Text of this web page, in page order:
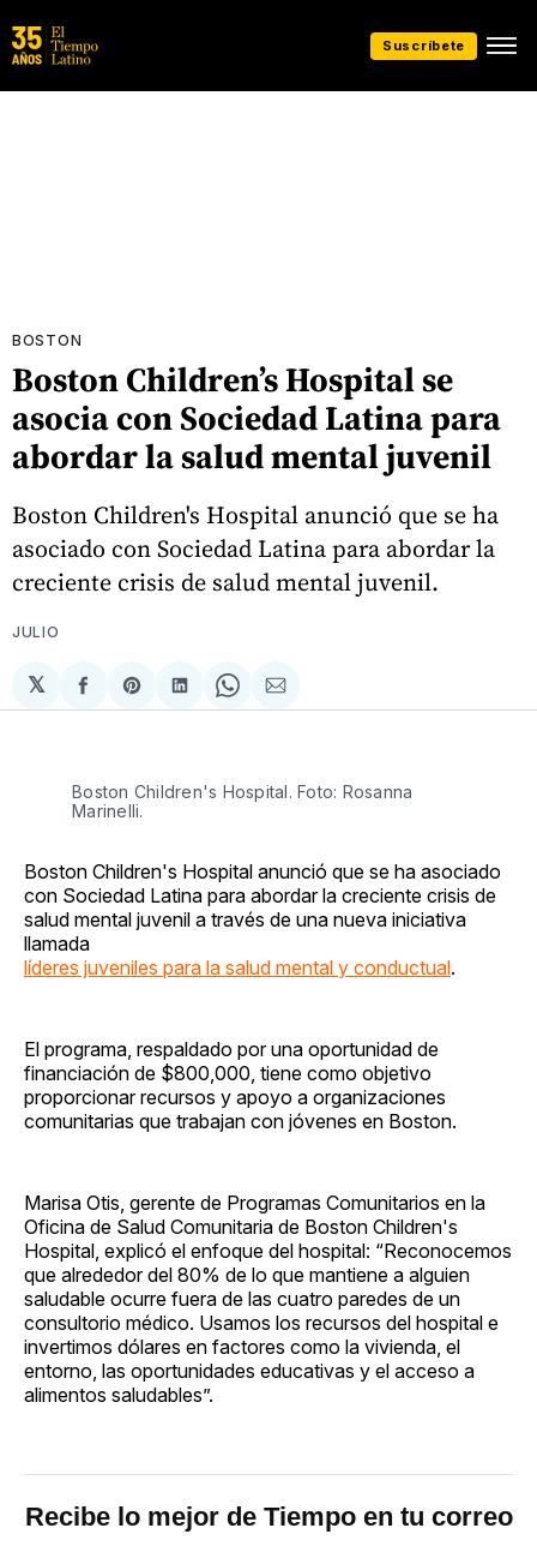
Suscríbete
BOSTON
Boston Children’s Hospital se
asocia con Sociedad Latina para
abordar la salud mental juvenil
Boston Children's Hospital anunció que se ha
asociado con Sociedad Latina para abordar la
creciente crisis de salud mental juvenil.
JULIO
𝕏
Compartir
en
Share
on
Compartir
en
Share
on
Compartir
via
Boston Children's Hospital. Foto: Rosanna
Marinelli.
Boston Children's Hospital anunció que se ha asociado
con Sociedad Latina para abordar la creciente crisis de
salud mental juvenil a través de una nueva iniciativa
llamada
líderes juveniles para la salud mental y conductual.
El programa, respaldado por una oportunidad de
financiación de $800,000, tiene como objetivo
proporcionar recursos y apoyo a organizaciones
comunitarias que trabajan con jóvenes en Boston.
Marisa Otis, gerente de Programas Comunitarios en la
Oficina de Salud Comunitaria de Boston Children's
Hospital, explicó el enfoque del hospital: “Reconocemos
que alrededor del 80% de lo que mantiene a alguien
saludable ocurre fuera de las cuatro paredes de un
consultorio médico. Usamos los recursos del hospital e
invertimos dólares en factores como la vivienda, el
entorno, las oportunidades educativas y el acceso a
alimentos saludables”.
Recibe lo mejor de Tiempo en tu correo